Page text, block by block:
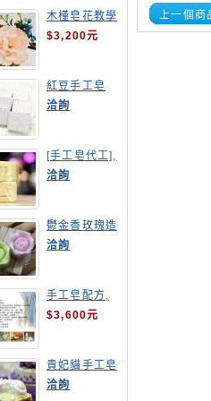
木槿皂花教學
$3,200元
紅豆手工皂
洽詢
[手工皂代工],
羊奶皂
洽詢
鬱金香玫瑰造
型手工皂
洽詢
手工皂配方,
手工皂教學
$3,600元
貴妃貓手工皂
洽詢
上一個商